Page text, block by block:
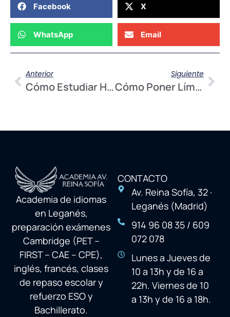
Facebook X
WhatsApp Email
Anterior
Cómo Estudiar Historia: Los Temibles Nombres Y Fechas
Siguiente
Cómo Poner Límites A Estrellas Descontroladas
Academia de idiomas
en Leganés,
preparación exámenes
Cambridge (PET –
FIRST – CAE – CPE),
inglés, francés, clases
de repaso escolar y
refuerzo ESO y
Bachillerato.
CONTACTO
Av. Reina Sofía, 32 ·
Leganés (Madrid)
914 96 08 35 / 609
072 078
Lunes a Jueves de
10 a 13h y de 16 a
22h. Viernes de 10
a 13h y de 16 a 18h.